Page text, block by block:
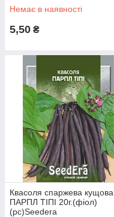
Немає в наявності
5,50 ₴
Квасоля спаржева кущова
ПАРПЛ ТІПІ 20г.(фіол)
(рс)Seedera